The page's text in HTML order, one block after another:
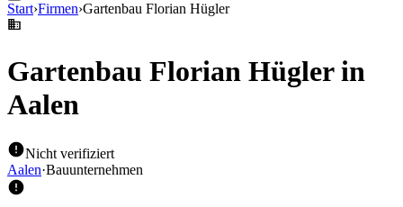
Start›Firmen›Gartenbau Florian Hügler
Gartenbau Florian Hüglerin
Aalen
Nicht verifiziert
Aalen·Bauunternehmen